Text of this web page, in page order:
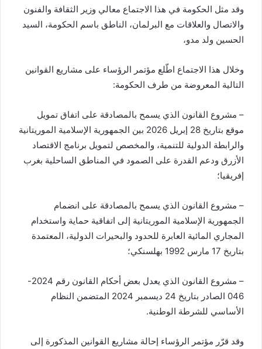
وقد مثل الحكومة في هذا الاجتماع معالي وزير الثقافة والفنون
والاتصال والعلاقات مع البرلمان، الناطق باسم الحكومة، السيد
الحسين ولد مدو،
وخلال هذا الاجتماع اطّلع مؤتمر الرؤساء على مشاريع القوانين
التالية المعروضة من طرف الحكومة:
– مشروع القانون الذي يسمح بالمصادقة على اتفاق تمويل
موقع بتاريخ 28 إبريل 2026 بين الجمهورية الإسلامية الموريتانية
والرابطة الدولية للتنمية، والمخصص لتمويل برنامج الاقتصاد
الأزرق ودعم القدرة على الصمود في المناطق الساحلية بغرب
إفريقيا؛
– مشروع القانون الذي يسمح بالمصادقة على انضمام
الجمهورية الإسلامية الموريتانية إلى اتفاقية حماية واستخدام
المجاري المائية العابرة للحدود والبحيرات الدولية، المعتمدة
بتاريخ 17 مارس 1992 بهلسنكي؛
– مشروع القانون الذي يعدل بعض أحكام القانون رقم 2024-
046 الصادر بتاريخ 24 ديسمبر 2024 المتضمن النظام
الأساسي للشرطة الوطنية.
وقد قرّر مؤتمر الرؤساء إحالة مشاريع القوانين المذكورة إلى